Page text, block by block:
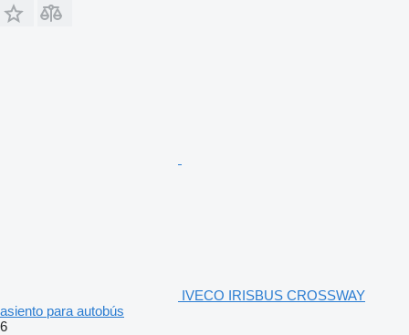
IVECO IRISBUS CROSSWAY
asiento para autobús
6